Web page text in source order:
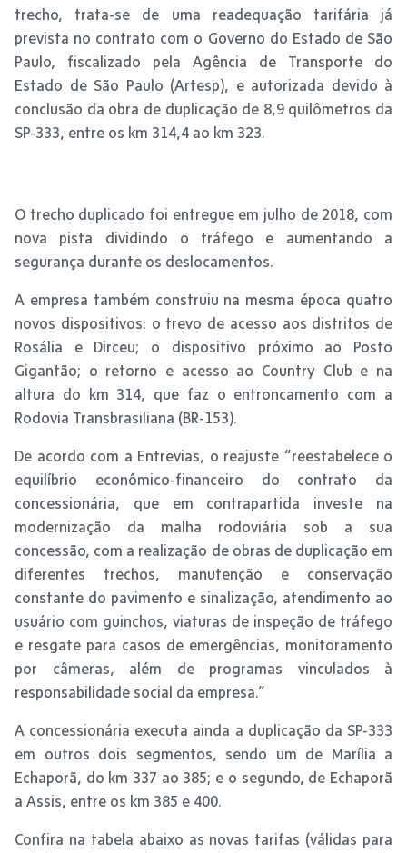
trecho, trata-se de uma readequação tarifária já
prevista no contrato com o Governo do Estado de São
Paulo, fiscalizado pela Agência de Transporte do
Estado de São Paulo (Artesp), e autorizada devido à
conclusão da obra de duplicação de 8,9 quilômetros da
SP-333, entre os km 314,4 ao km 323.
O trecho duplicado foi entregue em julho de 2018, com
nova pista dividindo o tráfego e aumentando a
segurança durante os deslocamentos.
A empresa também construiu na mesma época quatro
novos dispositivos: o trevo de acesso aos distritos de
Rosália e Dirceu; o dispositivo próximo ao Posto
Gigantão; o retorno e acesso ao Country Club e na
altura do km 314, que faz o entroncamento com a
Rodovia Transbrasiliana (BR-153).
De acordo com a Entrevias, o reajuste “reestabelece o
equilíbrio econômico-financeiro do contrato da
concessionária, que em contrapartida investe na
modernização da malha rodoviária sob a sua
concessão, com a realização de obras de duplicação em
diferentes trechos, manutenção e conservação
constante do pavimento e sinalização, atendimento ao
usuário com guinchos, viaturas de inspeção de tráfego
e resgate para casos de emergências, monitoramento
por câmeras, além de programas vinculados à
responsabilidade social da empresa.”
A concessionária executa ainda a duplicação da SP-333
em outros dois segmentos, sendo um de Marília a
Echaporã, do km 337 ao 385; e o segundo, de Echaporã
a Assis, entre os km 385 e 400.
Confira na tabela abaixo as novas tarifas (válidas para